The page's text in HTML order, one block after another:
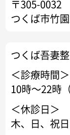
〒305-0032
つくば市竹
つくば吾妻
＜診療時間＞
10時～22時
＜休診日＞
木、日、祝日